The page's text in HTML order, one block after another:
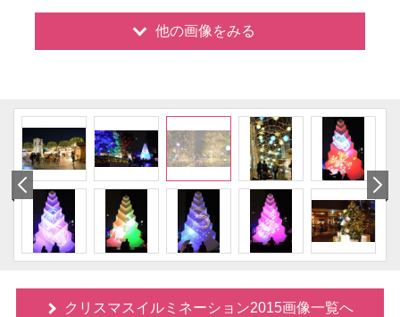
他の画像をみる
クリスマスイルミネーション2015画像一覧へ